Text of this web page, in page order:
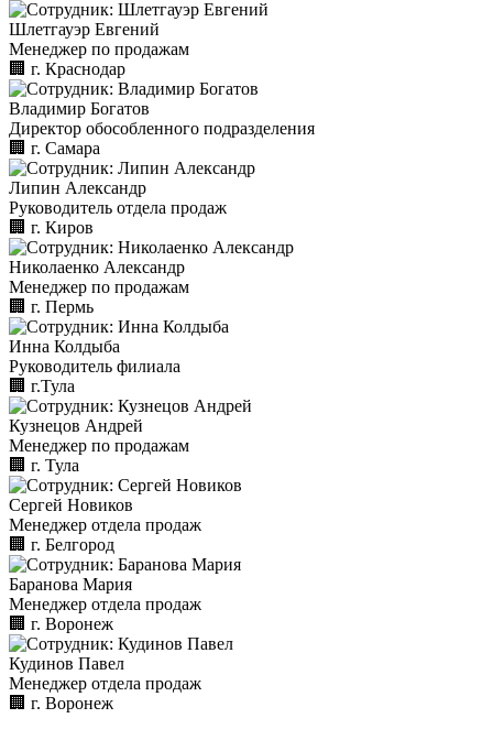
Шлетгауэр Евгений
Менеджер по продажам
🏢︎ г. Краснодар
Владимир Богатов
Директор обособленного подразделения
🏢︎ г. Самара
Липин Александр
Руководитель отдела продаж
🏢︎ г. Киров
Николаенко Александр
Менеджер по продажам
🏢︎ г. Пермь
Инна Колдыба
Руководитель филиала
🏢︎ г.Тула
Кузнецов Андрей
Менеджер по продажам
🏢︎ г. Тула
Сергей Новиков
Менеджер отдела продаж
🏢︎ г. Белгород
Баранова Мария
Менеджер отдела продаж
🏢︎ г. Воронеж
Кудинов Павел
Менеджер отдела продаж
🏢︎ г. Воронеж